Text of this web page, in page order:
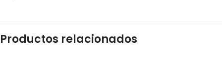
Productos relacionados